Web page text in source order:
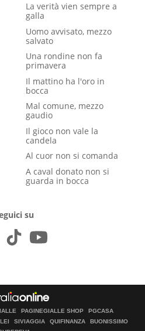
La verità vien sempre a
galla
Uomo avvisato, mezzo
salvato
Una rondine non fa
primavera
Il mattino ha l'oro in
bocca
Mal comune, mezzo
gaudio
Il gioco non vale la
candela
Al cuor non si comanda
A caval donato non si
guarda in bocca
su
PAGINEGIALLE SHOP
PGCASA
SIVIAGGIA QUIFINANZA
BUONISSIMO